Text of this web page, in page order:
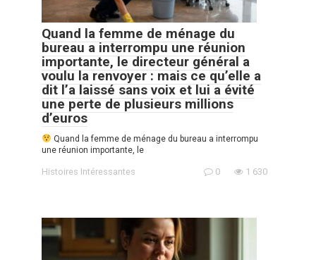
Quand la femme de ménage du
bureau a interrompu une réunion
importante, le directeur général a
voulu la renvoyer : mais ce qu’elle a
dit l’a laissé sans voix et lui a évité
une perte de plusieurs millions
d’euros
Quand la femme de ménage du bureau a interrompu
une réunion importante, le
Histoires Intéressantes 0 1 630